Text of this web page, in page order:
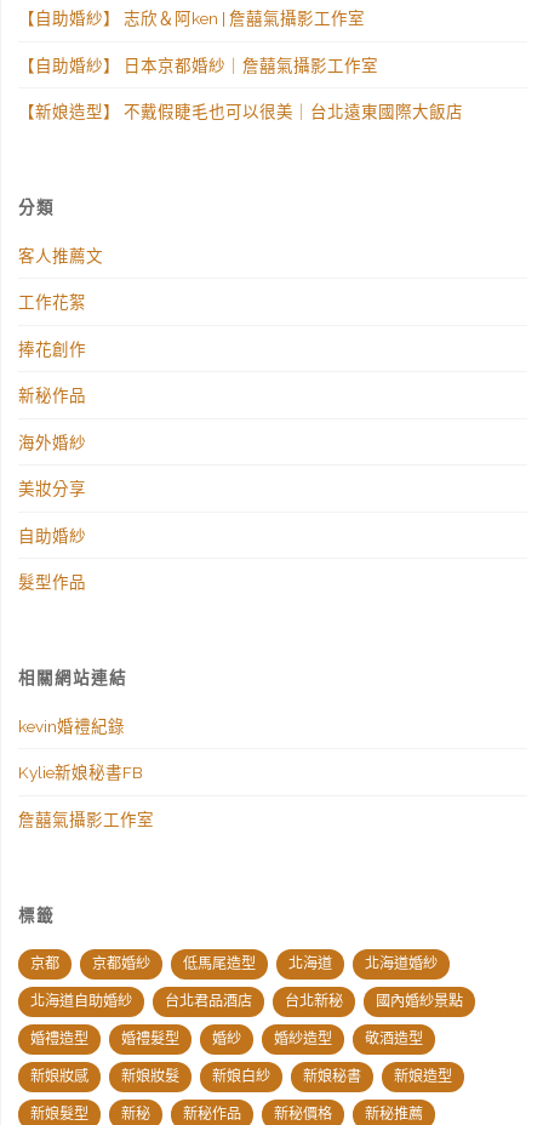
【自助婚紗】 志欣＆阿ken | 詹囍氣攝影工作室
【自助婚紗】 日本京都婚紗｜詹囍氣攝影工作室
【新娘造型】 不戴假睫毛也可以很美｜台北遠東國際大飯店
分類
客人推薦文
工作花絮
捧花創作
新秘作品
海外婚紗
美妝分享
自助婚紗
髮型作品
相關網站連結
kevin婚禮紀錄
Kylie新娘秘書FB
詹囍氣攝影工作室
標籤
京都 京都婚紗 低馬尾造型 北海道 北海道婚紗
北海道自助婚紗 台北君品酒店 台北新秘 國內婚紗景點
婚禮造型 婚禮髮型 婚紗 婚紗造型 敬酒造型
新娘妝感 新娘妝髮 新娘白紗 新娘秘書 新娘造型
新娘髮型 新秘 新秘作品 新秘價格 新秘推薦